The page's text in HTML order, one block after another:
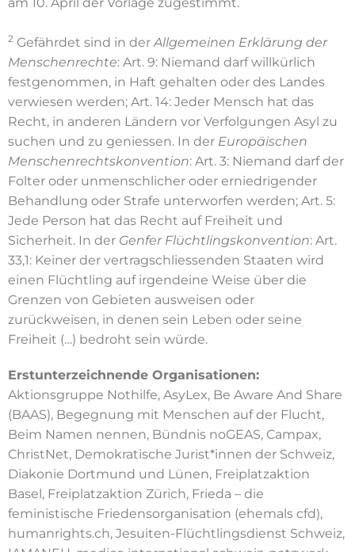
2 Gefährdet sind in derAllgemeinen Erklärung der
Menschenrechte: Art. 9: Niemand darf willkürlich
festgenommen, in Haft gehalten oder des Landes
verwiesen werden; Art. 14: Jeder Mensch hat das
Recht, in anderen Ländern vor Verfolgungen Asyl zu
suchen und zu geniessen. In der Europäischen
Menschenrechtskonvention: Art. 3: Niemand darf der
Folter oder unmenschlicher oder erniedrigender
Behandlung oder Strafe unterworfen werden; Art. 5:
Jede Person hat das Recht auf Freiheit und
Sicherheit. In der Genfer Flüchtlingskonvention: Art.
33,1: Keiner der vertragschliessenden Staaten wird
einen Flüchtling auf irgendeine Weise über die
Grenzen von Gebieten ausweisen oder
zurückweisen, in denen sein Leben oder seine
Freiheit (…) bedroht sein würde.
Erstunterzeichnende Organisationen:
Aktionsgruppe Nothilfe, AsyLex, Be Aware And Share
(BAAS), Begegnung mit Menschen auf der Flucht,
Beim Namen nennen, Bündnis noGEAS, Campax,
ChristNet, Demokratische Jurist*innen der Schweiz,
Diakonie Dortmund und Lünen, Freiplatzaktion
Basel, Freiplatzaktion Zürich, Frieda – die
feministische Friedensorganisation (ehemals cfd),
humanrights.ch, Jesuiten-Flüchtlingsdienst Schweiz,